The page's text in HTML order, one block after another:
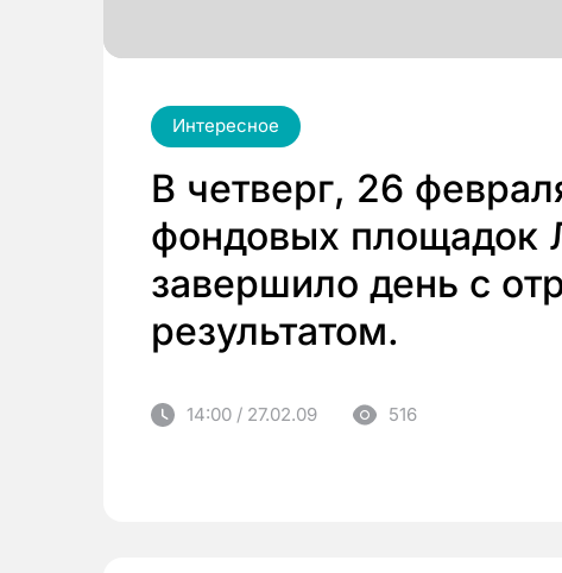
Интересное
В четверг, 26
фондовых площадок
завершило день с
результатом.
14:00 / 27.02.09 516